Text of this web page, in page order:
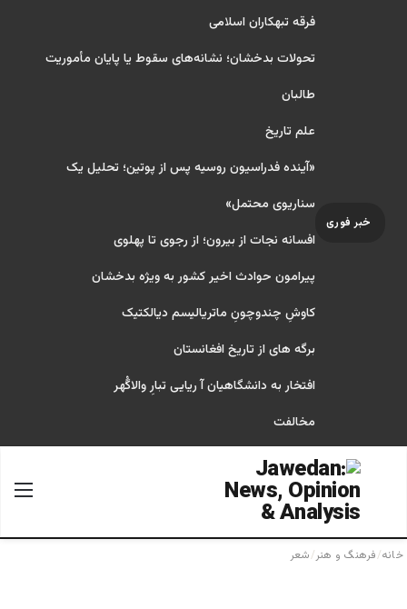
خبر فوری
فرقه تبهکاران اسلامی
تحولات بدخشان؛ نشانه‌های سقوط یا پایان مأموریت
طالبان
علم تاریخ
«آینده فدراسیون روسیه پس از پوتین؛ تحلیل یک
سناریوی محتمل»
افسانه نجات از بیرون؛ از رجوی تا پهلوی
پیرامون حوادث اخیر کشور به ویژه بدخشان
کاوشِ چندو‌چونِ ماتریالیسم دیالکتیک
برگه های از تاریخ افغانستان
افتخار به دانشگاهیان آ ریایی تبارِ والاگُهر
مخالفت
جستجو برای
خانه/فرهنگ و هنر/شعر